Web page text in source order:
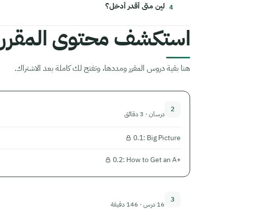
لين متى أقدر أدخل؟
استكشف محتوى المقرر
هنا بقية دروس المقرر ومددها، وتفتح لك كاملة بعد الاشتراك.
2
درسان · 3 دقائق
0.1: Big Picture
0.2: How to Get an A+
3
16 درس · 146 دقيقة